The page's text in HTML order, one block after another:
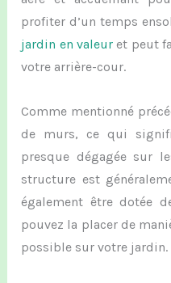
profiter d’un temps
jardin en valeuret peut
votre arrière-cour.
Comme mentionné
de murs, ce qui
presque dégagée sur
structure est
également être dotée
pouvez la placer de
possible sur votre jardin.